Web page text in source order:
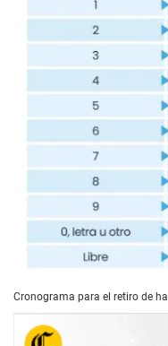
Cronograma para el retiro de